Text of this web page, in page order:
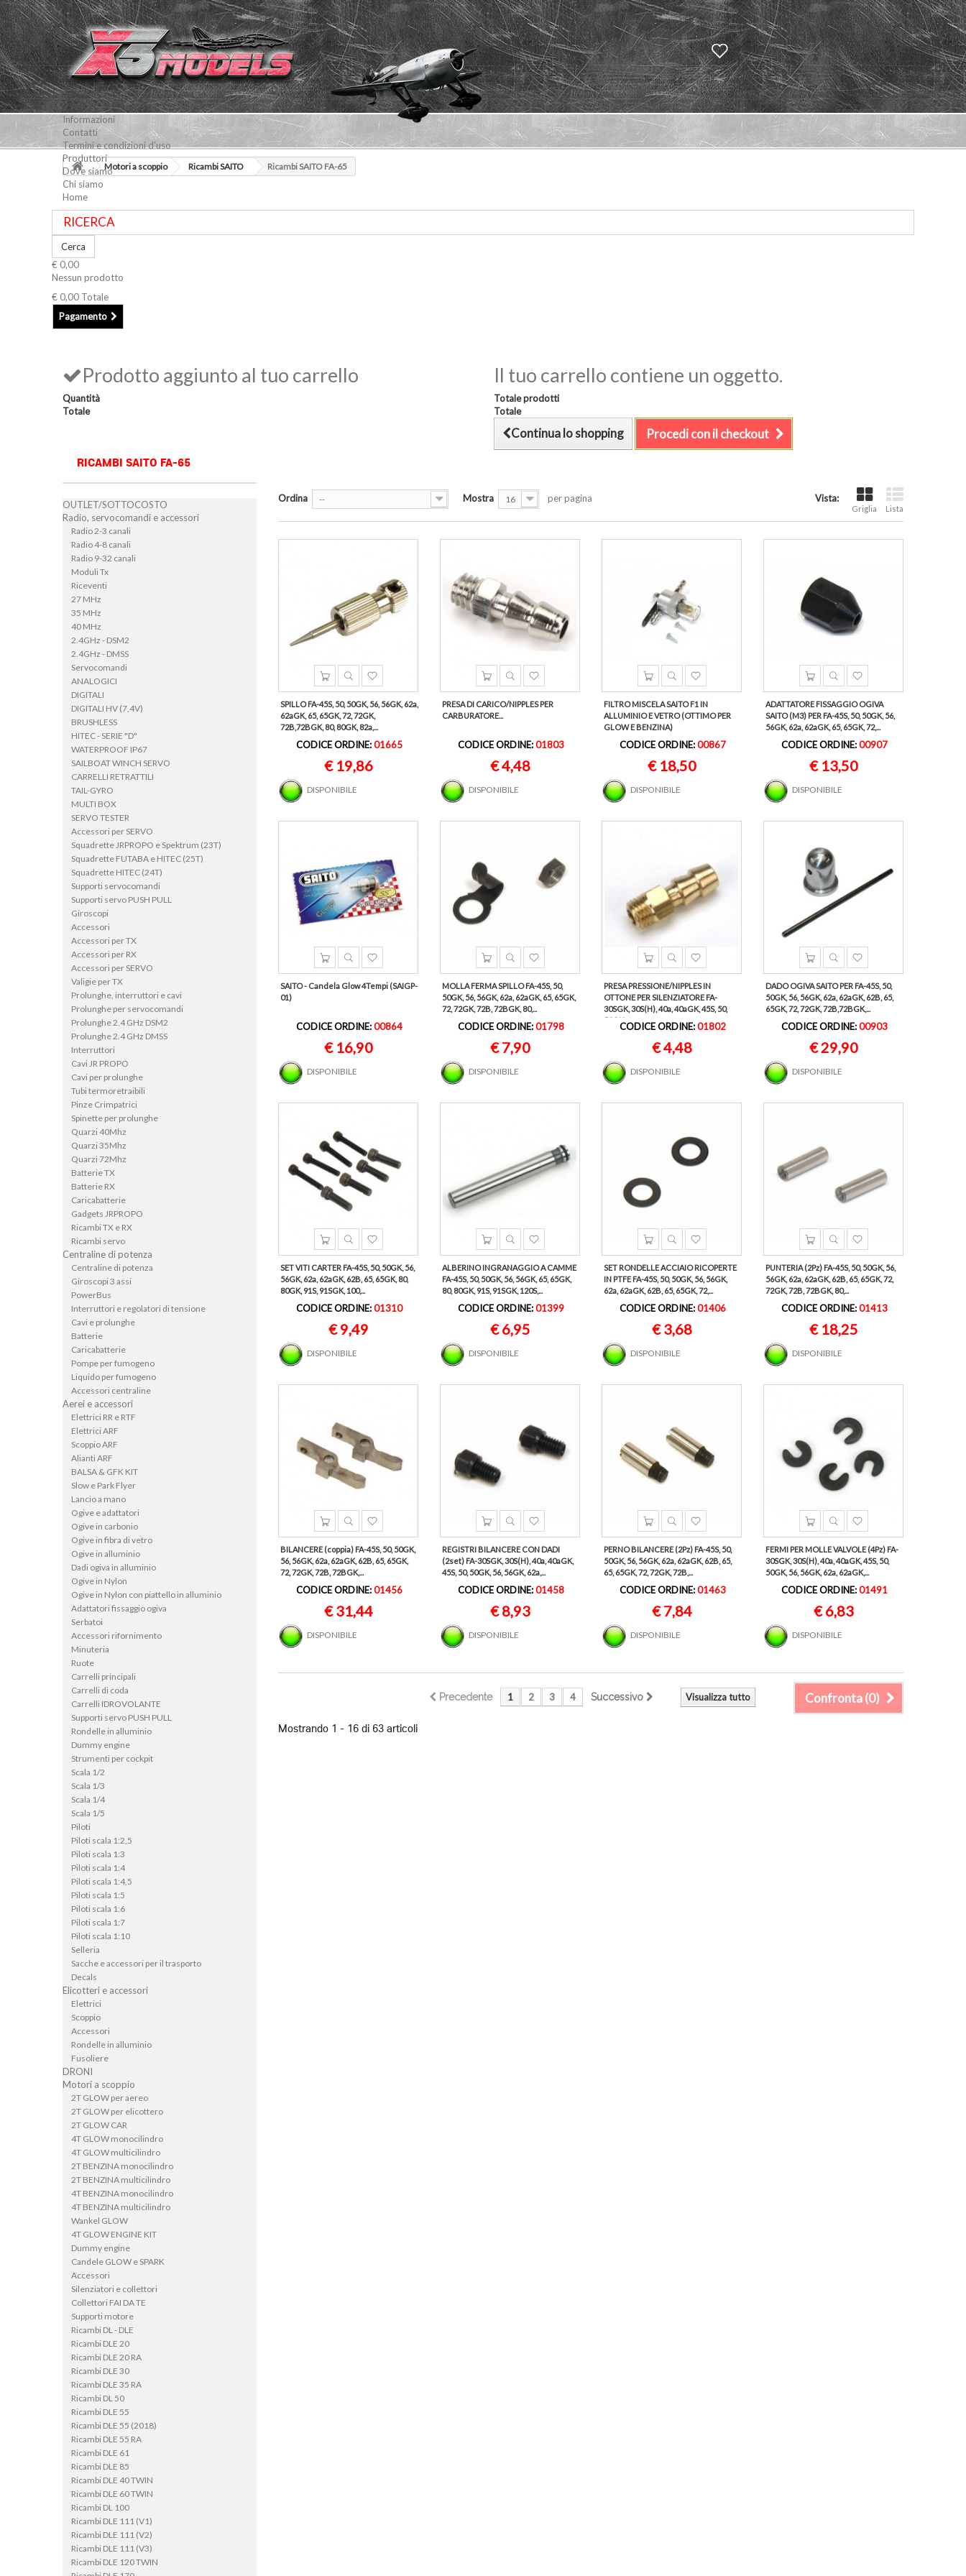
Informazioni
Contatti
Termini e condizioni d'uso
Produttori
Dove siamo
Chi siamo
Home
Cerca
€ 0,00
Nessun prodotto
€ 0,00 Totale
Pagamento
Prodotto aggiunto al tuo carrello
Quantità
Totale
Il tuo carrello contiene un oggetto.
Totale prodotti
Totale
Continua lo shopping Procedi con il checkout
Motori a scoppio Ricambi SAITO Ricambi SAITO FA-65
RICAMBI SAITO FA-65
OUTLET/SOTTOCOSTO
Radio, servocomandi e accessori
Radio 2-3 canali
Radio 4-8 canali
Radio 9-32 canali
Moduli Tx
Riceventi
27 MHz
35 MHz
40 MHz
2.4GHz - DSM2
2.4GHz - DMSS
Servocomandi
ANALOGICI
DIGITALI
DIGITALI HV (7,4V)
BRUSHLESS
HITEC - SERIE "D"
WATERPROOF IP67
SAILBOAT WINCH SERVO
CARRELLI RETRATTILI
TAIL-GYRO
MULTI BOX
SERVO TESTER
Accessori per SERVO
Squadrette JRPROPO e Spektrum (23T)
Squadrette FUTABA e HITEC (25T)
Squadrette HITEC (24T)
Supporti servocomandi
Supporti servo PUSH PULL
Giroscopi
Accessori
Accessori per TX
Accessori per RX
Accessori per SERVO
Valigie per TX
Prolunghe, interruttori e cavi
Prolunghe per servocomandi
Prolunghe 2.4 GHz DSM2
Prolunghe 2.4 GHz DMSS
Interruttori
Cavi JR PROPO
Cavi per prolunghe
Tubi termoretraibili
Pinze Crimpatrici
Spinette per prolunghe
Quarzi 40Mhz
Quarzi 35Mhz
Quarzi 72Mhz
Batterie TX
Batterie RX
Caricabatterie
Gadgets JRPROPO
Ricambi TX e RX
Ricambi servo
Centraline di potenza
Centraline di potenza
Giroscopi 3 assi
PowerBus
Interruttori e regolatori di tensione
Cavi e prolunghe
Batterie
Caricabatterie
Pompe per fumogeno
Liquido per fumogeno
Accessori centraline
Aerei e accessori
Elettrici RR e RTF
Elettrici ARF
Scoppio ARF
Alianti ARF
BALSA & GFK KIT
Slow e Park Flyer
Lancio a mano
Ogive e adattatori
Ogive in carbonio
Ogive in fibra di vetro
Ogive in alluminio
Dadi ogiva in alluminio
Ogive in Nylon
Ogive in Nylon con piattello in alluminio
Adattatori fissaggio ogiva
Serbatoi
Accessori rifornimento
Minuteria
Ruote
Carrelli principali
Carrelli di coda
Carrelli IDROVOLANTE
Supporti servo PUSH PULL
Rondelle in alluminio
Dummy engine
Strumenti per cockpit
Scala 1/2
Scala 1/3
Scala 1/4
Scala 1/5
Piloti
Piloti scala 1:2,5
Piloti scala 1:3
Piloti scala 1:4
Piloti scala 1:4,5
Piloti scala 1:5
Piloti scala 1:6
Piloti scala 1:7
Piloti scala 1:10
Selleria
Sacche e accessori per il trasporto
Decals
Elicotteri e accessori
Elettrici
Scoppio
Accessori
Rondelle in alluminio
Fusoliere
DRONI
Motori a scoppio
2T GLOW per aereo
2T GLOW per elicottero
2T GLOW CAR
4T GLOW monocilindro
4T GLOW multicilindro
2T BENZINA monocilindro
2T BENZINA multicilindro
4T BENZINA monocilindro
4T BENZINA multicilindro
Wankel GLOW
4T GLOW ENGINE KIT
Dummy engine
Candele GLOW e SPARK
Accessori
Silenziatori e collettori
Collettori FAI DA TE
Supporti motore
Ricambi DL - DLE
Ricambi DLE 20
Ricambi DLE 20 RA
Ricambi DLE 30
Ricambi DLE 35 RA
Ricambi DL 50
Ricambi DLE 55
Ricambi DLE 55 (2018)
Ricambi DLE 55 RA
Ricambi DLE 61
Ricambi DLE 85
Ricambi DLE 40 TWIN
Ricambi DLE 60 TWIN
Ricambi DL 100
Ricambi DLE 111 (V1)
Ricambi DLE 111 (V2)
Ricambi DLE 111 (V3)
Ricambi DLE 120 TWIN
Vista:
Griglia Lista
Ordina -- Mostra 16 per pagina
SPILLO FA-45S, 50, 50GK, 56, 56GK, 62a,
62aGK, 65, 65GK, 72, 72GK,
72B,72BGK, 80, 80GK, 82a,...
CODICE ORDINE:01665
€ 19,86
DISPONIBILE
PRESA DI CARICO/NIPPLES PER
CARBURATORE...
CODICE ORDINE:01803
€ 4,48
DISPONIBILE
FILTRO MISCELA SAITO F1 IN
ALLUMINIO E VETRO (OTTIMO PER
GLOW E BENZINA)
CODICE ORDINE:00867
€ 18,50
DISPONIBILE
ADATTATORE FISSAGGIO OGIVA
SAITO (M3) PER FA-45S, 50, 50GK, 56,
56GK, 62a, 62aGK, 65, 65GK, 72,...
CODICE ORDINE:00907
€ 13,50
DISPONIBILE
SAITO - Candela Glow 4Tempi (SAIGP-
01)
CODICE ORDINE:00864
€ 16,90
DISPONIBILE
MOLLA FERMA SPILLO FA-45S, 50,
50GK, 56, 56GK, 62a, 62aGK, 65, 65GK,
72, 72GK, 72B, 72BGK, 80,...
CODICE ORDINE:01798
€ 7,90
DISPONIBILE
PRESA PRESSIONE/NIPPLES IN
OTTONE PER SILENZIATORE FA-
30SGK, 30S(H), 40a, 40aGK, 45S, 50,
50GK,...
CODICE ORDINE:01802
€ 4,48
DISPONIBILE
DADO OGIVA SAITO PER FA-45S, 50,
50GK, 56, 56GK, 62a, 62aGK, 62B, 65,
65GK, 72, 72GK, 72B,72BGK,...
CODICE ORDINE:00903
€ 29,90
DISPONIBILE
SET VITI CARTER FA-45S, 50, 50GK, 56,
56GK, 62a, 62aGK, 62B, 65, 65GK, 80,
80GK, 91S, 91SGK, 100,...
CODICE ORDINE:01310
€ 9,49
DISPONIBILE
ALBERINO INGRANAGGIO A CAMME
FA-45S, 50, 50GK, 56, 56GK, 65, 65GK,
80, 80GK, 91S, 91SGK, 120S,...
CODICE ORDINE:01399
€ 6,95
DISPONIBILE
SET RONDELLE ACCIAIO RICOPERTE
IN PTFE FA-45S, 50, 50GK, 56, 56GK,
62a, 62aGK, 62B, 65, 65GK, 72,...
CODICE ORDINE:01406
€ 3,68
DISPONIBILE
PUNTERIA (2Pz) FA-45S, 50, 50GK, 56,
56GK, 62a, 62aGK, 62B, 65, 65GK, 72,
72GK, 72B, 72BGK, 80,...
CODICE ORDINE:01413
€ 18,25
DISPONIBILE
BILANCERE (coppia) FA-45S, 50, 50GK,
56, 56GK, 62a, 62aGK, 62B, 65, 65GK,
72, 72GK, 72B, 72BGK,...
CODICE ORDINE:01456
€ 31,44
DISPONIBILE
REGISTRI BILANCERE CON DADI
(2set) FA-30SGK, 30S(H), 40a, 40aGK,
45S, 50, 50GK, 56, 56GK, 62a,...
CODICE ORDINE:01458
€ 8,93
DISPONIBILE
PERNO BILANCERE (2Pz) FA-45S, 50,
50GK, 56, 56GK, 62a, 62aGK, 62B, 65,
65, 65GK, 72, 72GK, 72B,...
CODICE ORDINE:01463
€ 7,84
DISPONIBILE
FERMI PER MOLLE VALVOLE (4Pz) FA-
30SGK, 30S(H), 40a, 40aGK, 45S, 50,
50GK, 56, 56GK, 62a, 62aGK,...
CODICE ORDINE:01491
€ 6,83
DISPONIBILE
Confronta (0)
Visualizza tutto
Precedente 1 2 3 4 Successivo
Mostrando 1 - 16 di 63 articoli